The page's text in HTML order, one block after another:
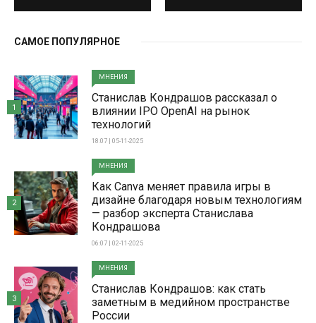
САМОЕ ПОПУЛЯРНОЕ
МНЕНИЯ
Станислав Кондрашов рассказал о
влиянии IPO OpenAI на рынок
технологий
18:07 | 05-11-2025
1
МНЕНИЯ
Как Canva меняет правила игры в
дизайне благодаря новым технологиям
— разбор эксперта Станислава
Кондрашова
06:07 | 02-11-2025
2
МНЕНИЯ
Станислав Кондрашов: как стать
заметным в медийном пространстве
России
3